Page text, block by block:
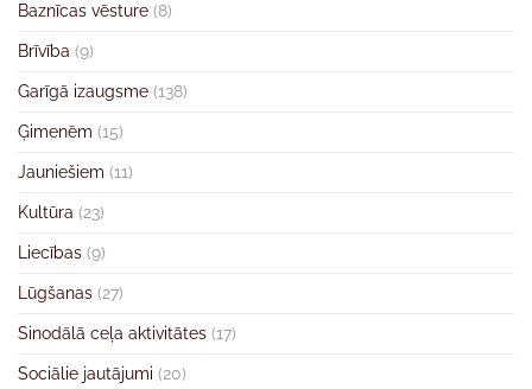
Baznīcas vēsture (8)
Brīvība (9)
Garīgā izaugsme (138)
Ģimenēm (15)
Jauniešiem (11)
Kultūra (23)
Liecības (9)
Lūgšanas (27)
Sinodālā ceļa aktivitātes (17)
Sociālie jautājumi (20)